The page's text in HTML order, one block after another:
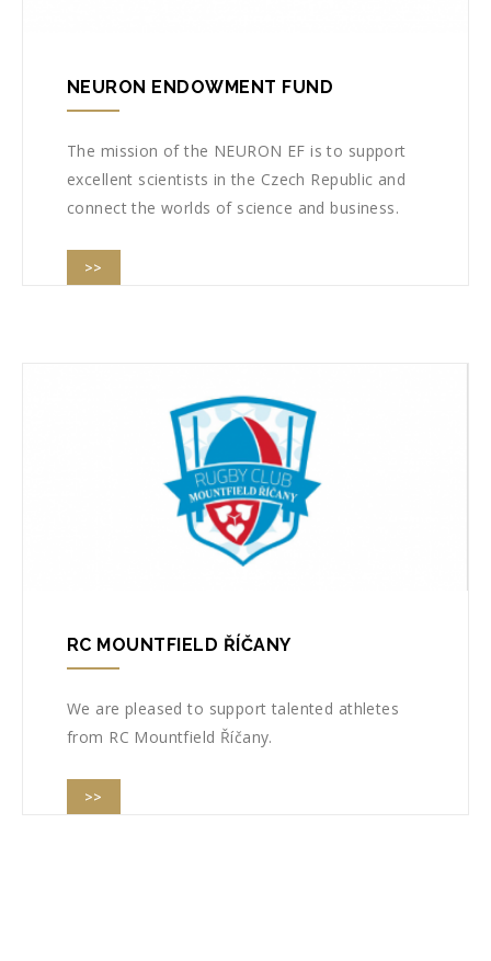
NEURON ENDOWMENT FUND
The mission of the NEURON EF is to support
excellent scientists in the Czech Republic and
connect the worlds of science and business.
>>
RC MOUNTFIELD ŘÍČANY
We are pleased to support talented athletes
from RC Mountfield Říčany.
>>